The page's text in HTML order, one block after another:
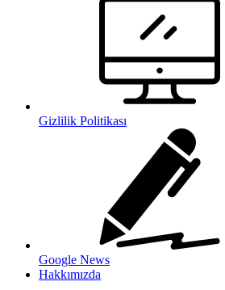
Gizlilik Politikası
Google News
Hakkımızda